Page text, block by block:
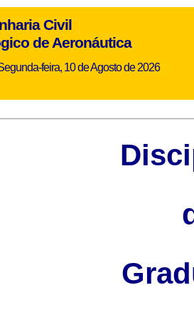
Civil
de Aeronáutica
feira, 10 de Agosto de 2026